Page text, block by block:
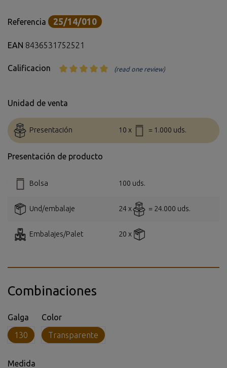
Referencia 25/14/010
EAN 8436531752521
Calificacion (read one review)
Unidad de venta
Presentación 10 x = 1.000 uds.
Presentación de producto
Bolsa 100 uds.
Und/embalaje 24 x = 24.000 uds.
Embalajes/Palet 20 x
Combinaciones
Galga
130
Color
Transparente
Medida